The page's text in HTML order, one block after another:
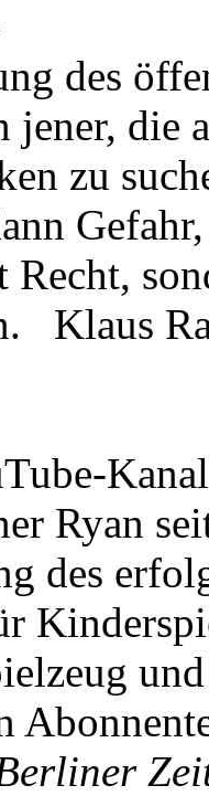
des
jener, die
zu
Recht,
Klaus
Ryan
des